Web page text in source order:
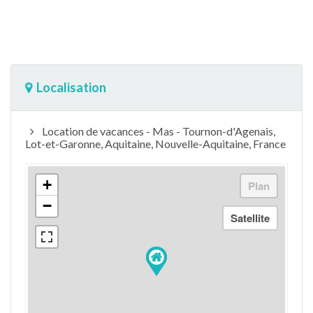
Localisation
Location de vacances - Mas - Tournon-d'Agenais,
Lot-et-Garonne, Aquitaine, Nouvelle-Aquitaine, France
+
−